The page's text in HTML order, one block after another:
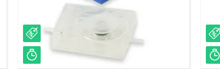
Залишилось 27 днів
–23%